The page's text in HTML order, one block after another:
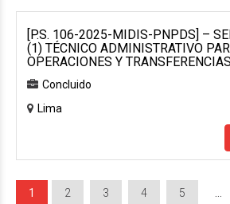
[P.S. 106-2025-MIDIS-PNPDS] –
(1) TÉCNICO ADMINISTRATIVO
OPERACIONES Y TRANSFERENCIAS
Concluido
Lima
1 2 3 4 5